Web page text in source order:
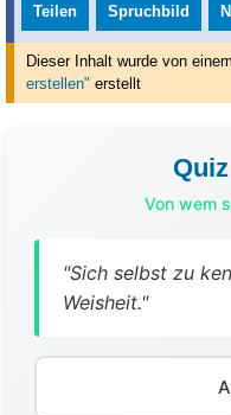
Teilen
Spruchbild
Dieser Inhalt wurde von
erstellen" erstellt
Von wem
"Sich selbst zu
Weisheit."